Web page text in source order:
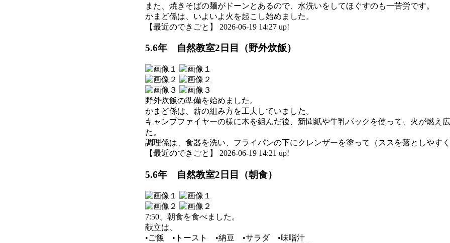
また、焼きそばの麺がドーンとあるので、水洗いをしてほぐすのも一苦労です。
かまど係は、いよいよ火を起こし始めました。
【最近のできごと】 2026-06-19 14:27 up!
5.6年 自然教室2日目（野外炊飯）
野外炊飯の準備を始めました。
かまど係は、薪の組み方を工夫していました。
キャンプファイヤーの様に木を組んだ後、新聞紙や牛乳パックを使って、火が燃え
た。
調理係は、食器を洗い、フライパンの下にクレンザーを塗って（ススを落としやす
【最近のできごと】 2026-06-19 14:21 up!
5.6年 自然教室2日目（朝食）
7:50、朝食を食べました。
献立は、
•ご飯 •トースト •納豆 •サラダ •味噌汁